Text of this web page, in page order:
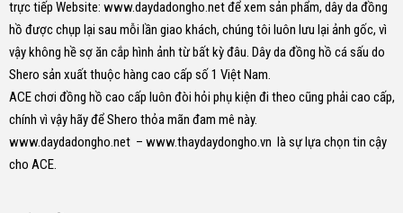
trực tiếp Website: www.daydadongho.netđể xem sản phẩm, dây da đồng
hồ được chụp lại sau mỗi lần giao khách, chúng tôi luôn lưu lại ảnh gốc, vì
vậy không hề sợ ăn cắp hình ảnh từ bất kỳ đâu. Dây da đồng hồ cá sấu do
Shero sản xuất thuộc hàng cao cấp số 1 Việt Nam.
ACE chơi đồng hồ cao cấp luôn đòi hỏi phụ kiện đi theo cũng phải cao cấp,
chính vì vậy hãy để Shero thỏa mãn đam mê này.
www.daydadongho.net – www.thaydaydongho.vn là sự lựa chọn tin cậy
cho ACE.